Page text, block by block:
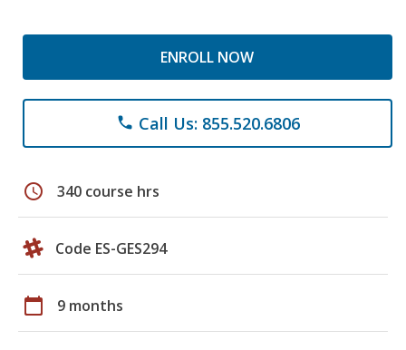
ENROLL NOW
phone Call Us: 855.520.6806
schedule 340 course hrs
Code ES-GES294
calendar_today 9 months